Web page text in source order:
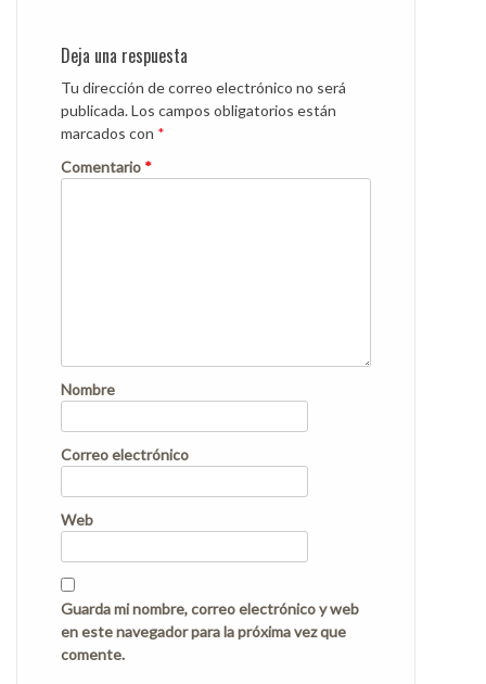
Deja una respuesta
Tu dirección de correo electrónico no será
publicada.Los campos obligatorios están
marcados con *
Comentario *
Nombre
Correo electrónico
Web
Guarda mi nombre, correo electrónico y web
en este navegador para la próxima vez que
comente.